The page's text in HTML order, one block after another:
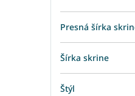
Presná šírka
Šírka skrine
Štýl